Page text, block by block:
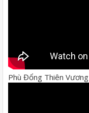
Phù Đổng Thiên Vương